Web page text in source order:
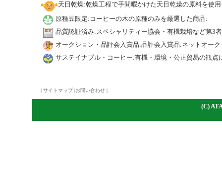
天日乾燥:乾燥工程で手間暇かけた天日乾燥の原料を使
原種豆限定:コーヒーの木の原種のみを厳選した商品:
品質認証済み:スペシャリティー協会・有機栽培など第3
オークション・品評会入賞品:品評会入賞品:ネットオー
サステイナブル・コーヒー:有機・環境・公正貿易の観
| サイトマップ|お問い合わせ |
(C) A